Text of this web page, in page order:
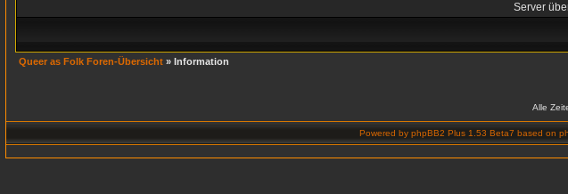
Server
Queer as Folk Foren-Übersicht » Information
Alle
Powered by phpBB2 Plus 1.53 Beta7 based on